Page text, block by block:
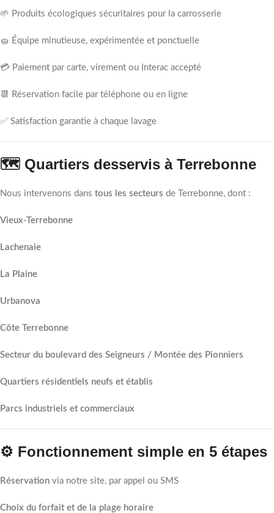
🌱 Produits écologiques sécuritaires pour la carrosserie
🧽 Équipe minutieuse, expérimentée et ponctuelle
💳 Paiement par carte, virement ou Interac accepté
📆 Réservation facile par téléphone ou en ligne
✅ Satisfaction garantie à chaque lavage
🗺️ Quartiers desservis à Terrebonne
Nous intervenons dans tous les secteurs de Terrebonne, dont :
Vieux-Terrebonne
Lachenaie
La Plaine
Urbanova
Côte Terrebonne
Secteur du boulevard des Seigneurs / Montée des Pionniers
Quartiers résidentiels neufs et établis
Parcs industriels et commerciaux
⚙️ Fonctionnement simple en 5 étapes
Réservation via notre site, par appel ou SMS
Choix du forfait et de la plage horaire